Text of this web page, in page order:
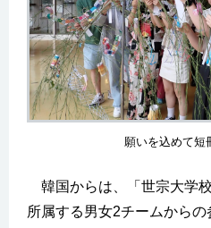
願いを込めて短冊を
韓国からは、「世宗大学
所属する男女2チームから